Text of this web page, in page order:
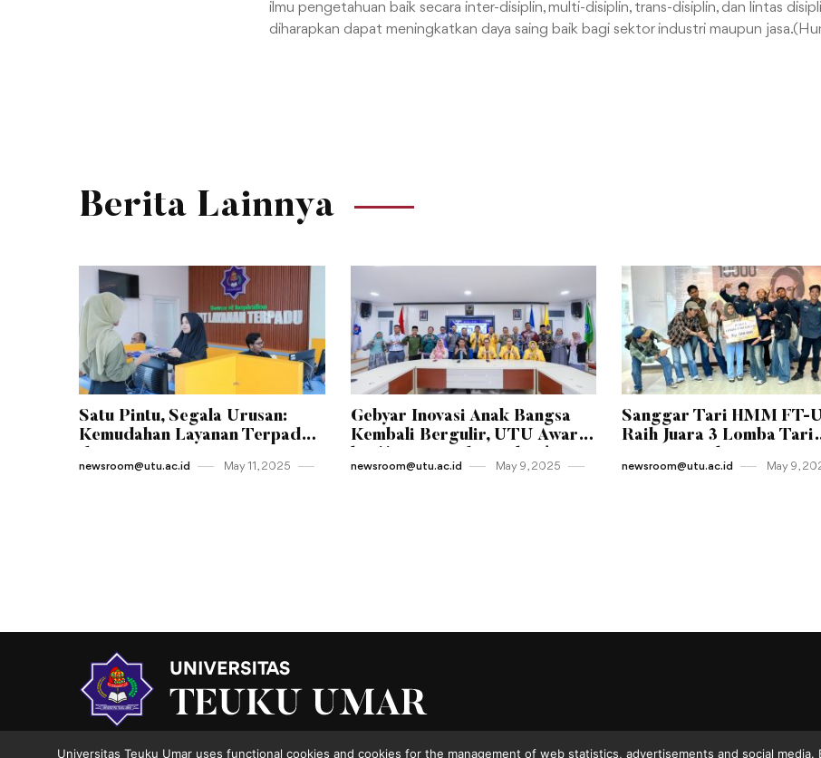
ilmu pengetahuan baik secara inter-disiplin, multi-disiplin, trans-disiplin, dan lintas
diharapkan dapat meningkatkan daya saing baik bagi sektor industri maupun
Berita Lainnya
Satu Pintu, Segala Urusan:
Kemudahan Layanan Terpadu
newsroom@utu.ac.id May 11 , 2025
Gebyar Inovasi Anak Bangsa
Kembali Bergulir, UTU Awards
newsroom@utu.ac.id May 9 , 2025
Sanggar Tari HMM FT-
Raih Juara 3 Lomba Tari
newsroom@utu.ac.id May 9 ,
Universitas Teuku Umar uses functional cookies and cookies for the management of web statistics, advertisements and social